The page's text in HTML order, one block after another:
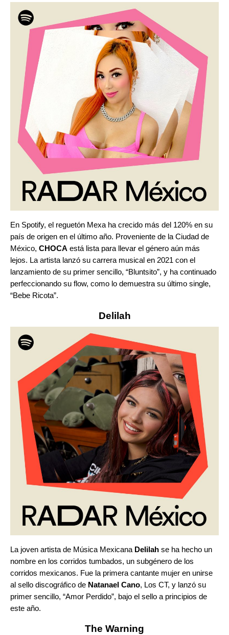
En Spotify, el reguetón Mexa ha crecido más del 120% en su
país de origen en el último año. Proveniente de la Ciudad de
México, CHOCA está lista para llevar el género aún más
lejos. La artista lanzó su carrera musical en 2021 con el
lanzamiento de su primer sencillo, “Bluntsito”, y ha continuado
perfeccionando su flow, como lo demuestra su último single,
“Bebe Ricota”.
Delilah
La joven artista de Música Mexicana Delilah se ha hecho un
nombre en los corridos tumbados, un subgénero de los
corridos mexicanos. Fue la primera cantante mujer en unirse
al sello discográfico de Natanael Cano, Los CT, y lanzó su
primer sencillo, “Amor Perdido”, bajo el sello a principios de
este año.
The Warning